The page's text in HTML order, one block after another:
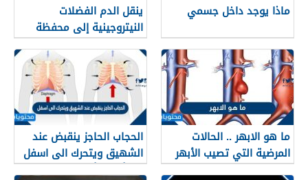
ماذا يوجد داخل جسمي
ينقل الدم الفضلات
النيتروجينية إلى محفظة
بومان عبر
ما هو الابهر .. الحالات
المرضية التي تصيب الأبهر
الحجاب الحاجز ينقبض عند
الشهيق ويتحرك الى اسفل
صح أم خطأ